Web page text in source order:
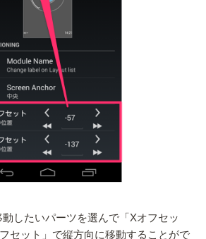
動したいパーツを選んで「Xオフセッ
セット」で縦方向に移動することがで